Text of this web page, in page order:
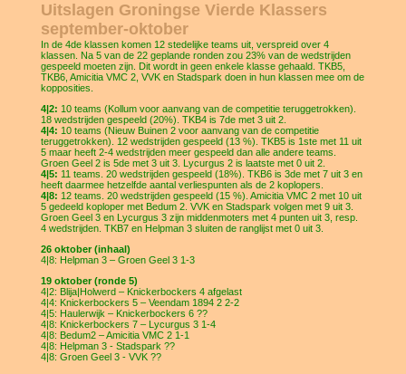
Uitslagen Groningse Vierde Klassers
september-oktober
In de 4de klassen komen 12 stedelijke teams uit, verspreid over 4
klassen. Na 5 van de 22 geplande ronden zou 23% van de wedstrijden
gespeeld moeten zijn. Dit wordt in geen enkele klasse gehaald. TKB5,
TKB6, Amicitia VMC 2, VVK en Stadspark doen in hun klassen mee om de
kopposities.
4|2: 10 teams (Kollum voor aanvang van de competitie teruggetrokken).
18 wedstrijden gespeeld (20%). TKB4 is 7de met 3 uit 2.
4|4: 10 teams (Nieuw Buinen 2 voor aanvang van de competitie
teruggetrokken). 12 wedstrijden gespeeld (13 %). TKB5 is 1ste met 11 uit
5 maar heeft 2-4 wedstrijden meer gespeeld dan alle andere teams.
Groen Geel 2 is 5de met 3 uit 3. Lycurgus 2 is laatste met 0 uit 2.
4|5: 11 teams. 20 wedstrijden gespeeld (18%). TKB6 is 3de met 7 uit 3 en
heeft daarmee hetzelfde aantal verliespunten als de 2 koplopers.
4|8: 12 teams. 20 wedstrijden gespeeld (15 %). Amicitia VMC 2 met 10 uit
5 gedeeld koploper met Bedum 2. VVK en Stadspark volgen met 9 uit 3.
Groen Geel 3 en Lycurgus 3 zijn middenmoters met 4 punten uit 3, resp.
4 wedstrijden. TKB7 en Helpman 3 sluiten de ranglijst met 0 uit 3.
26 oktober (inhaal)
4|8: Helpman 3 – Groen Geel 3 1-3
19 oktober (ronde 5)
4|2: Blija|Holwerd – Knickerbockers 4 afgelast
4|4: Knickerbockers 5 – Veendam 1894 2 2-2
4|5: Haulerwijk – Knickerbockers 6 ??
4|8: Knickerbockers 7 – Lycurgus 3 1-4
4|8: Bedum2 – Amicitia VMC 2 1-1
4|8: Helpman 3 - Stadspark ??
4|8: Groen Geel 3 - VVK ??